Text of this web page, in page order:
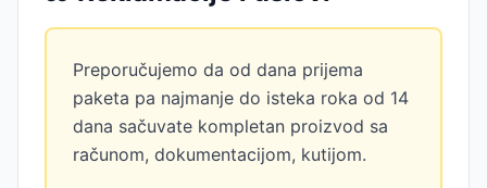
Preporučujemo da od dana prijema
paketa pa najmanje do isteka roka od 14
dana sačuvate kompletan proizvod sa
računom, dokumentacijom, kutijom.